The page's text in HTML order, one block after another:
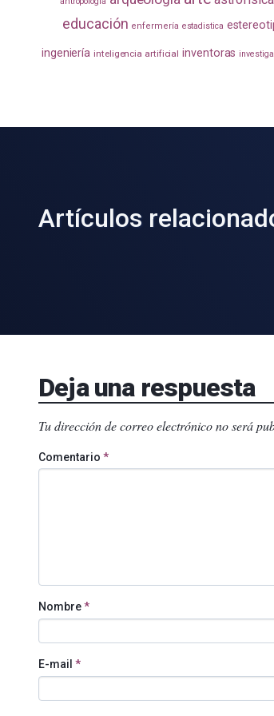
educación enfermería estadistica
ingeniería inteligencia artificial inventoras
Artículos
Deja una respuesta
Tu dirección de correo electrónico no será
Comentario *
Nombre*
E-mail *